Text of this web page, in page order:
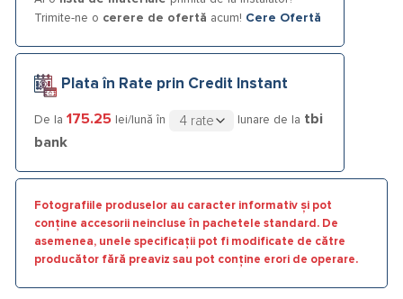
Trimite-ne o cerere de ofertă acum! Cere Ofertă
Plata în Rate prin Credit Instant
De la 175.25 lei/lună în lunare de la tbi
bank
Fotografiile produselor au caracter informativ și pot
conține accesorii neincluse în pachetele standard. De
asemenea, unele specificații pot fi modificate de către
producător fără preaviz sau pot conține erori de operare.